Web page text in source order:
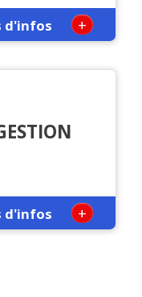
d'infos +
d'infos +